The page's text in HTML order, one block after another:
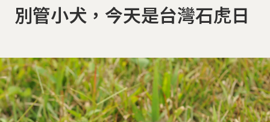
別管小犬，今天是台灣石虎日